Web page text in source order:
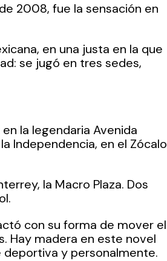
2008, fue la sensación en
en una justa en la que
se jugó en tres sedes,
la legendaria Avenida
Independencia, en el Zócalo
la Macro Plaza. Dos
con su forma de mover el
Hay madera en este novel
y personalmente.